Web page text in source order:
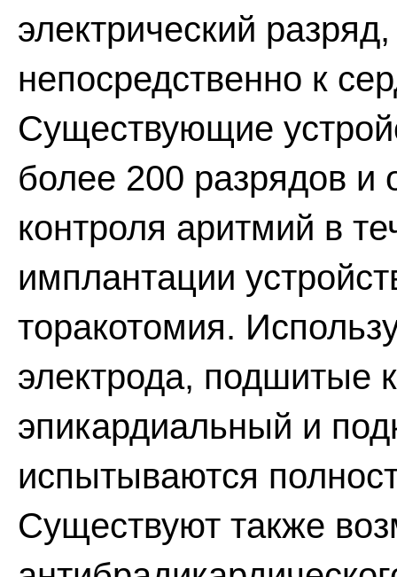
электрический
непосредственно к
Существующие
более 200 разрядов и
контроля аритмий в
имплантации
торакотомия.
электрода, подшитые
эпикардиальный и
испытываются
Существуют также